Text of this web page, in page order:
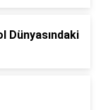
Dünyasındaki